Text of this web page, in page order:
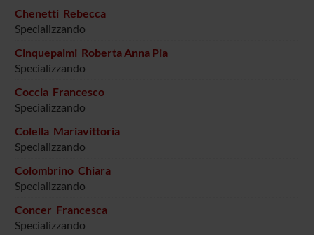
Chenetti Rebecca
Specializzando
Cinquepalmi Roberta Anna Pia
Specializzando
Coccia Francesco
Specializzando
Colella Mariavittoria
Specializzando
Colombrino Chiara
Specializzando
Concer Francesca
Specializzando